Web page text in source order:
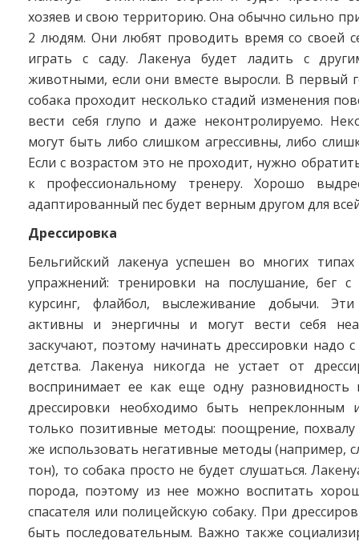
хозяев и свою территорию. Она обычно сильно
2 людям. Они любят проводить время со своей
играть с саду. Лакенуа будет ладить с
животными, если они вместе выросли. В первый
собака проходит несколько стадий изменения
вести себя глупо и даже неконтролируемо.
могут быть либо слишком агрессивны, либо
Если с возрастом это не проходит, нужно
к профессиональному тренеру. Хорошо
адаптированный пес будет верным другом для
Дрессировка
Бельгийский лакенуа успешен во многих
упражнений: тренировки на послушание, бег с
курсинг, флайбол, выслеживание добычи.
активны и энергичны и могут вести себя
заскучают, поэтому начинать дрессировки надо
детства. Лакенуа никогда не устает от
воспринимает ее как еще одну
дрессировки необходимо быть непреклонным
только позитивные методы: поощрение, похвалу
же использовать негативные методы (например,
тон), то собака просто не будет слушаться.
порода, поэтому из нее можно воспитать
спасателя или полицейскую собаку. При
быть последовательным. Важно также